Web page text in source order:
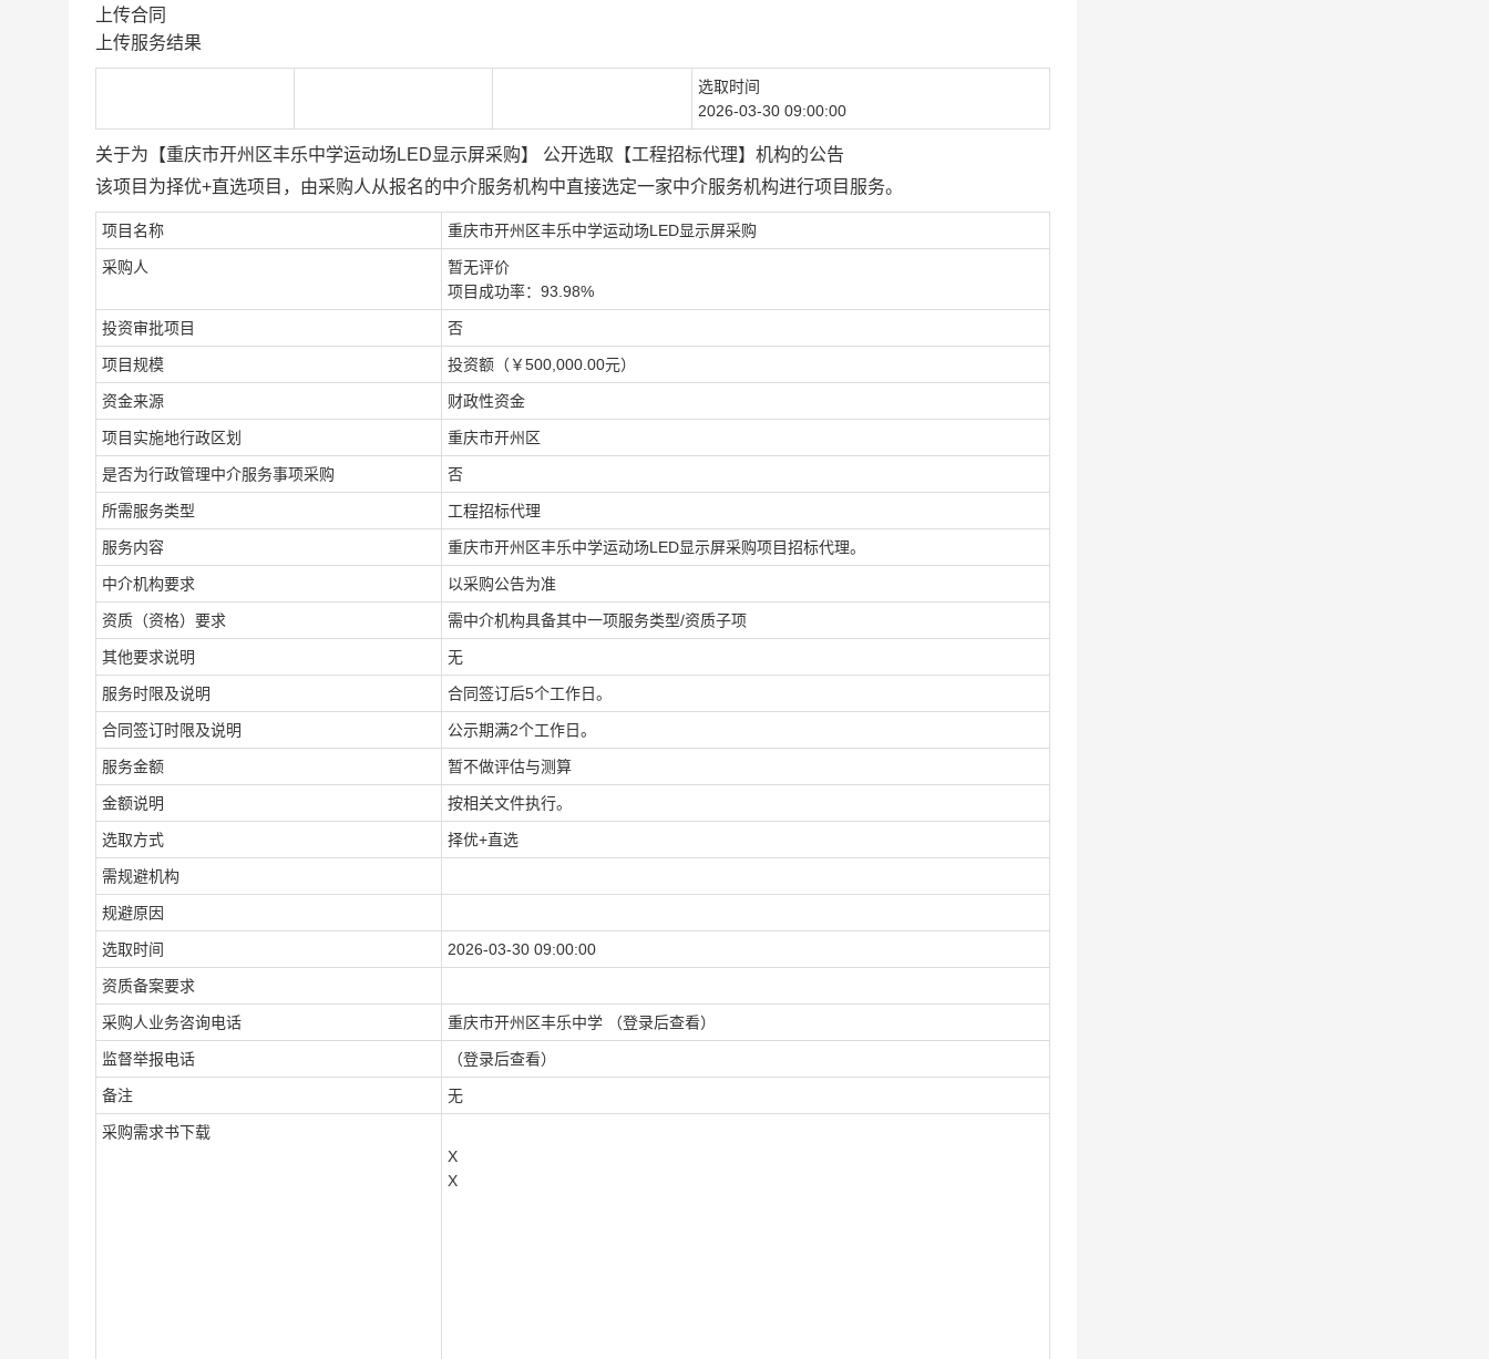
上传合同
上传服务结果
选取时间
2026-03-30 09:00:00
关于为【重庆市开州区丰乐中学运动场LED显示屏采购】 公开选取【工程招标代理】机构的公告
该项目为择优+直选项目，由采购人从报名的中介服务机构中直接选定一家中介服务机构进行项目服务。
项目名称 重庆市开州区丰乐中学运动场LED显示屏采购
采购人
暂无评价
项目成功率：93.98%
投资审批项目 否
项目规模 投资额（￥500,000.00元）
资金来源 财政性资金
项目实施地行政区划 重庆市开州区
是否为行政管理中介服务事项采购 否
所需服务类型 工程招标代理
服务内容 重庆市开州区丰乐中学运动场LED显示屏采购项目招标代理。
中介机构要求 以采购公告为准
资质（资格）要求 需中介机构具备其中一项服务类型/资质子项
其他要求说明 无
服务时限及说明 合同签订后5个工作日。
合同签订时限及说明 公示期满2个工作日。
服务金额 暂不做评估与测算
金额说明 按相关文件执行。
选取方式 择优+直选
需规避机构
规避原因
选取时间 2026-03-30 09:00:00
资质备案要求
采购人业务咨询电话 重庆市开州区丰乐中学 （登录后查看）
监督举报电话 （登录后查看）
备注 无
采购需求书下载
X
X